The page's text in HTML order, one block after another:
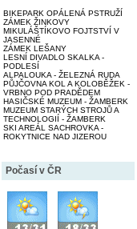
BIKEPARK OPÁLENÁ PSTRUŽÍ
ZÁMEK ŽINKOVY
MIKULÁŠTÍKOVO FOJTSTVÍ V
JASENNÉ
ZÁMEK LEŠANY
LESNÍ DIVADLO SKALKA -
PODLESÍ
ALPALOUKA - ŽELEZNÁ RUDA
PŮJČOVNA KOL A KOLOBĚŽEK -
VRBNO POD PRADĚDEM
HASIČSKÉ MUZEUM - ŽAMBERK
MUZEUM STARÝCH STROJŮ A
TECHNOLOGIÍ - ŽAMBERK
SKI AREÁL SACHROVKA -
ROKYTNICE NAD JIZEROU
Počasí v ČR